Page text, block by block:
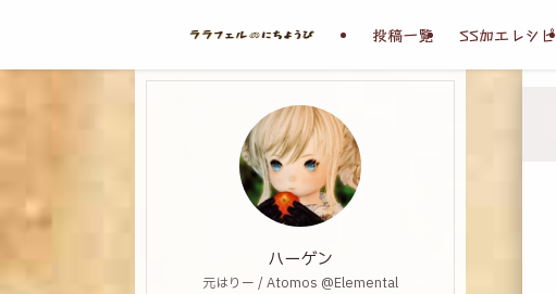
投稿一覧 SS加工レシピ
ハーゲン
元はりー / Atomos @Elemental